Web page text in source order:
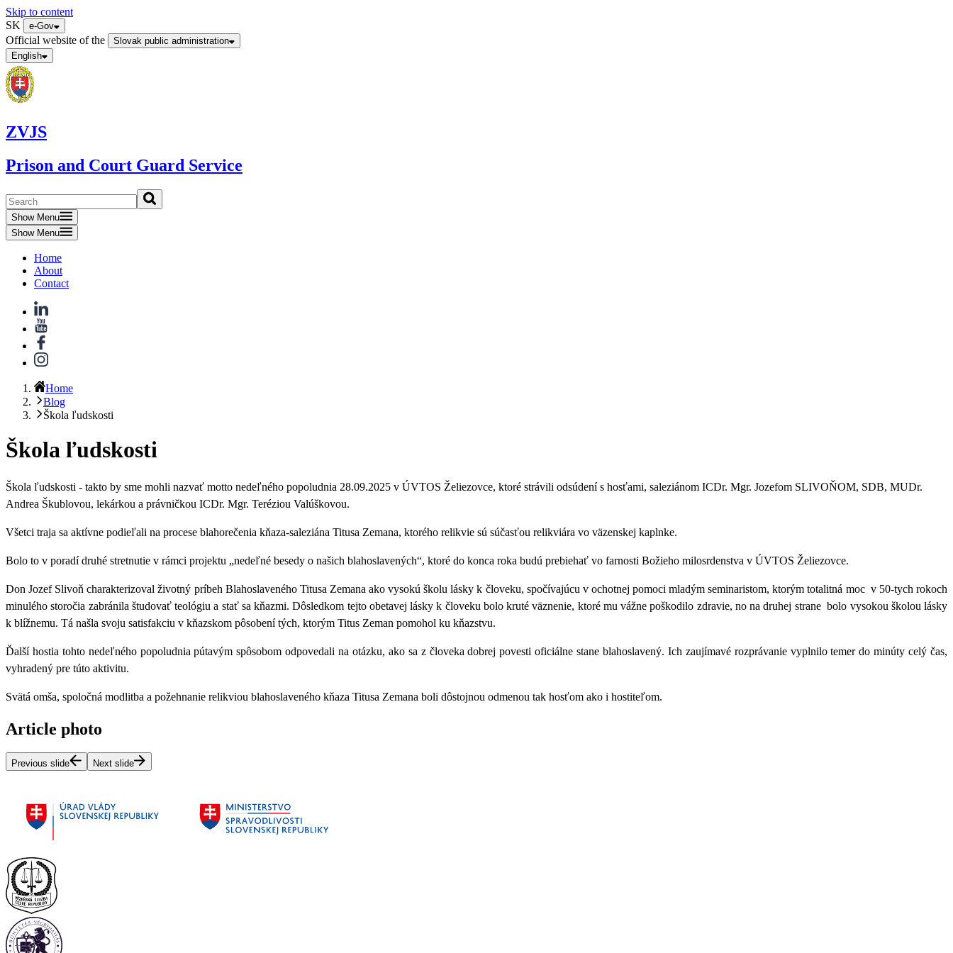
Skip to content
SK
e-Gov
Official website of the
Slovak public administration
English
ZVJS
Prison and Court Guard Service
Show Menu
Show Menu
Home
About
Contact
Home
Blog
Škola ľudskosti
Škola ľudskosti
Škola ľudskosti - takto by sme mohli nazvať motto nedeľného popoludnia 28.09.2025 v ÚVTOS Želiezovce, ktoré strávili odsúdení s hosťami, saleziánom ICDr. Mgr. Jozefom SLIVOŇOM, SDB, MUDr.
Andrea Škublovou, lekárkou a právničkou ICDr. Mgr. Teréziou Valúškovou.
Všetci traja sa aktívne podieľali na procese blahorečenia kňaza-saleziána Titusa Zemana, ktorého relikvie sú súčasťou relikviára vo väzenskej kaplnke.
Bolo to v poradí druhé stretnutie v rámci projektu „nedeľné besedy o našich blahoslavených“, ktoré do konca roka budú prebiehať vo farnosti Božieho milosrdenstva v ÚVTOS Želiezovce.
Don Jozef Slivoň charakterizoval životný príbeh Blahoslaveného Titusa Zemana ako vysokú školu lásky k človeku, spočívajúcu v ochotnej pomoci mladým seminaristom, ktorým totalitná moc v 50-tych rokoch
minulého storočia zabránila študovať teológiu a stať sa kňazmi. Dôsledkom tejto obetavej lásky k človeku bolo kruté väznenie, ktoré mu vážne poškodilo zdravie, no na druhej strane bolo vysokou školou lásky
k blížnemu. Tá našla svoju satisfakciu v kňazskom pôsobení tých, ktorým Titus Zeman pomohol ku kňazstvu.
Ďalší hostia tohto nedeľného popoludnia pútavým spôsobom odpovedali na otázku, ako sa z človeka dobrej povesti oficiálne stane blahoslavený. Ich zaujímavé rozprávanie vyplnilo temer do minúty celý čas,
vyhradený pre túto aktivitu.
Svätá omša, spoločná modlitba a požehnanie relikviou blahoslaveného kňaza Titusa Zemana boli dôstojnou odmenou tak hosťom ako i hostiteľom.
Article photo
Previous slide Next slide